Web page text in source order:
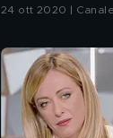
24 ott 2020 |